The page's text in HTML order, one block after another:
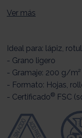
Ver más
Ideal para: lápiz,
- Grano ligero
- Gramaje: 200 g/m²
- Formato: Hojas,
- Certificado® FSC